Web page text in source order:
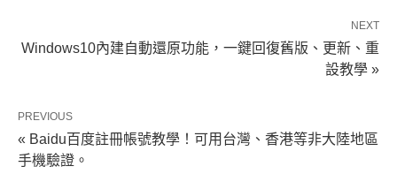
NEXT
Windows10內建自動還原功能，一鍵回復舊版、更新、重
設教學 »
PREVIOUS
« Baidu百度註冊帳號教學！可用台灣、香港等非大陸地區
手機驗證。